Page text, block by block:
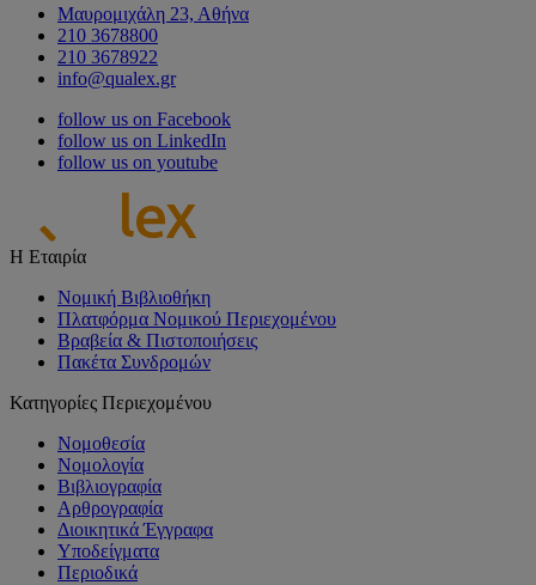
Μαυρομιχάλη 23, Αθήνα
210 3678800
210 3678922
info@qualex.gr
follow us on Facebook
follow us on LinkedIn
follow us on youtube
Η Εταιρία
Νομική Βιβλιοθήκη
Πλατφόρμα Νομικού Περιεχομένου
Βραβεία & Πιστοποιήσεις
Πακέτα Συνδρομών
Κατηγορίες Περιεχομένου
Νομοθεσία
Νομολογία
Βιβλιογραφία
Αρθρογραφία
Διοικητικά Έγγραφα
Υποδείγματα
Περιοδικά